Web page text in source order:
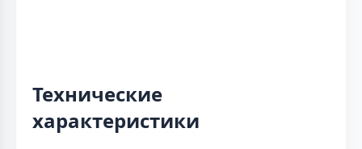
Технические
характеристики